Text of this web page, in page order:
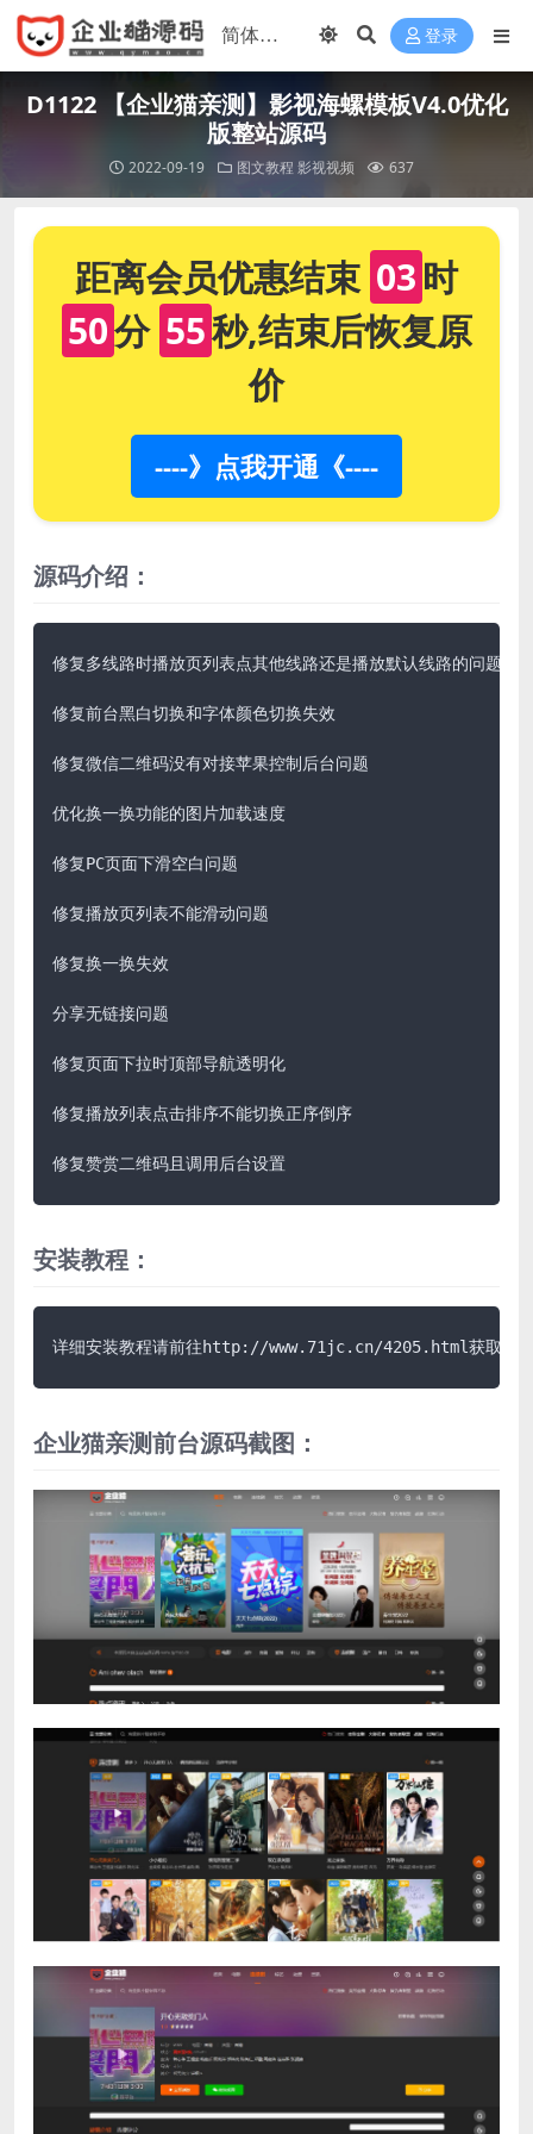
登录
D1122 【企业猫亲测】影视海螺模板V4.0优化
版整站源码
2022-09-19 图文教程 影视视频 637
距离会员优惠结束 03时
50分 54秒,结束后恢复原
价
----》点我开通《----
源码介绍：
修复多线路时播放页列表点其他线路还是播放默认线路的问题
修复前台黑白切换和字体颜色切换失效
修复微信二维码没有对接苹果控制后台问题
优化换一换功能的图片加载速度
修复PC页面下滑空白问题
修复播放页列表不能滑动问题
修复换一换失效
分享无链接问题
修复页面下拉时顶部导航透明化
修复播放列表点击排序不能切换正序倒序
修复赞赏二维码且调用后台设置
安装教程：
详细安装教程请前往http://www.71jc.cn/4205.html获取说
企业猫亲测前台源码截图：